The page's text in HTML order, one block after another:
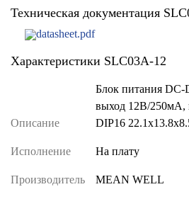
Техническая документация
datasheet.pdf
Характеристики SLC03A-12
Описание
Блок питания
выход 12В/250мА,
DIP16
Исполнение На плату
Производитель MEAN WELL